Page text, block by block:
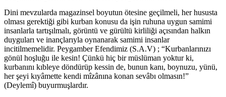
Dini mevzularda magazinsel boyutun ötesine geçilmeli, her hususta
olması gerektiği gibi kurban konusu da işin ruhuna uygun samimi
insanlarla tartışılmalı, görüntü ve gürültü kirliliği açısından halkın
duyguları ve inançlarıyla oynanarak samimi insanlar
incitilmemelidir. Peygamber Efendimiz (S.A.V) ; “Kurbanlarınızı
gönül hoşluğu ile kesin! Çünkü hiç bir müslüman yoktur ki,
kurbanını kıbleye döndürüp kessin de, bunun kanı, boynuzu, yünü,
her şeyi kıyâmette kendi mîzânına konan sevâbı olmasın!”
(Deylemî) buyurmuşlardır.